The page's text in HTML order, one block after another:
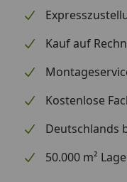
Packmaße (B x L x
Kauf auf
Kostenlose
Deutschlands
50.000 m²